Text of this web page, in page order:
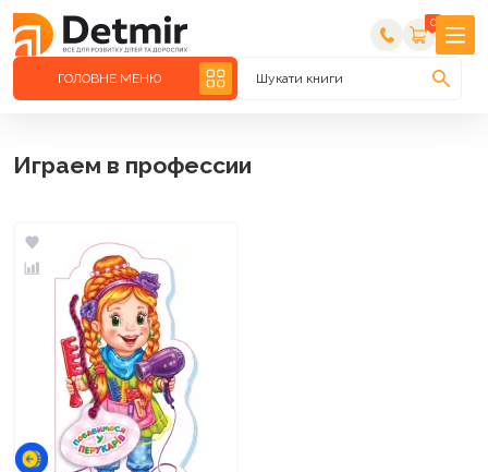
0
ГОЛОВНЕ МЕНЮ Шукати книги
Играем в профессии